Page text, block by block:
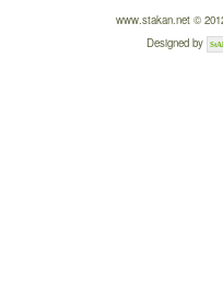
www.stakan.net ©
Designed by